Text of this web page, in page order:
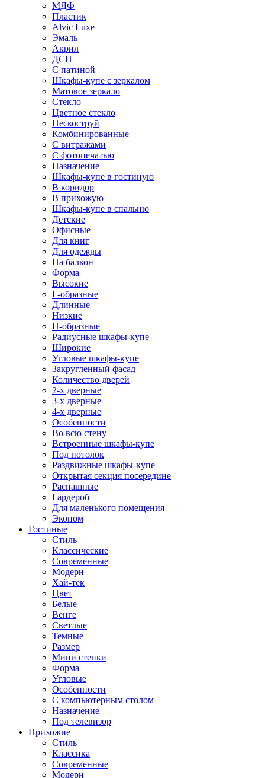
МДФ
Пластик
Alvic Luxe
Эмаль
Акрил
ДСП
С патиной
Шкафы-купе с зеркалом
Матовое зеркало
Стекло
Цветное стекло
Пескоструй
Комбинированные
С витражами
С фотопечатью
Назначение
Шкафы-купе в гостиную
В коридор
В прихожую
Шкафы-купе в спальню
Детские
Офисные
Для книг
Для одежды
На балкон
Форма
Высокие
Г-образные
Длинные
Низкие
П-образные
Радиусные шкафы-купе
Широкие
Угловые шкафы-купе
Закругленный фасад
Количество дверей
2-х дверные
3-х дверные
4-х дверные
Особенности
Во всю стену
Встроенные шкафы-купе
Под потолок
Раздвижные шкафы-купе
Открытая секция посередине
Распашные
Гардероб
Для маленького помещения
Эконом
Гостиные
Стиль
Классические
Современные
Модерн
Хай-тек
Цвет
Белые
Венге
Светлые
Темные
Размер
Мини стенки
Форма
Угловые
Особенности
С компьютерным столом
Назначение
Под телевизор
Прихожие
Стиль
Классика
Современные
Модерн